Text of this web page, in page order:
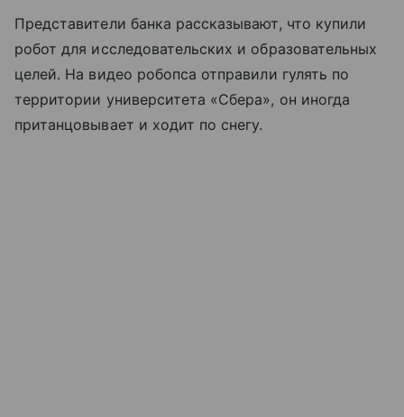
Представители банка рассказывают, что купили
робот для исследовательских и образовательных
целей. На видео робопса отправили гулять по
территории университета «Сбера», он иногда
пританцовывает и ходит по снегу.